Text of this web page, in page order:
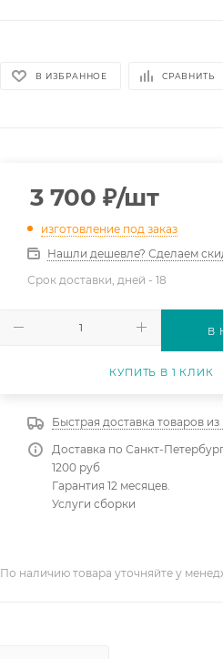
В ИЗБРАННОЕ СРАВНИТЬ
3 700 ₽/шт
изготовление под заказ
Нашли дешевле? Сделаем
Срок доставки, дней -18
В
КУПИТЬ В 1 КЛИК
Быстрая доставка товаров
Доставка по Санкт-
1200 руб
Гарантия 12 месяцев.
Услуги сборки
По наличию товара уточняйте у